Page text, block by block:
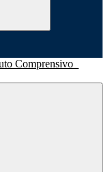
Comprensivo